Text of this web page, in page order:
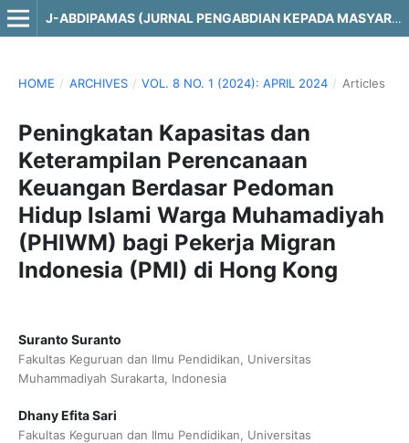
J-ABDIPAMAS (JURNAL PENGABDIAN KEPADA MASYARAKAT)
HOME / ARCHIVES / VOL. 8 NO. 1 (2024): APRIL 2024 / Articles
Peningkatan Kapasitas dan
Keterampilan Perencanaan
Keuangan Berdasar Pedoman
Hidup Islami Warga Muhamadiyah
(PHIWM) bagi Pekerja Migran
Indonesia (PMI) di Hong Kong
Suranto Suranto
Fakultas Keguruan dan Ilmu Pendidikan, Universitas
Muhammadiyah Surakarta, Indonesia
Dhany Efita Sari
Fakultas Keguruan dan Ilmu Pendidikan, Universitas